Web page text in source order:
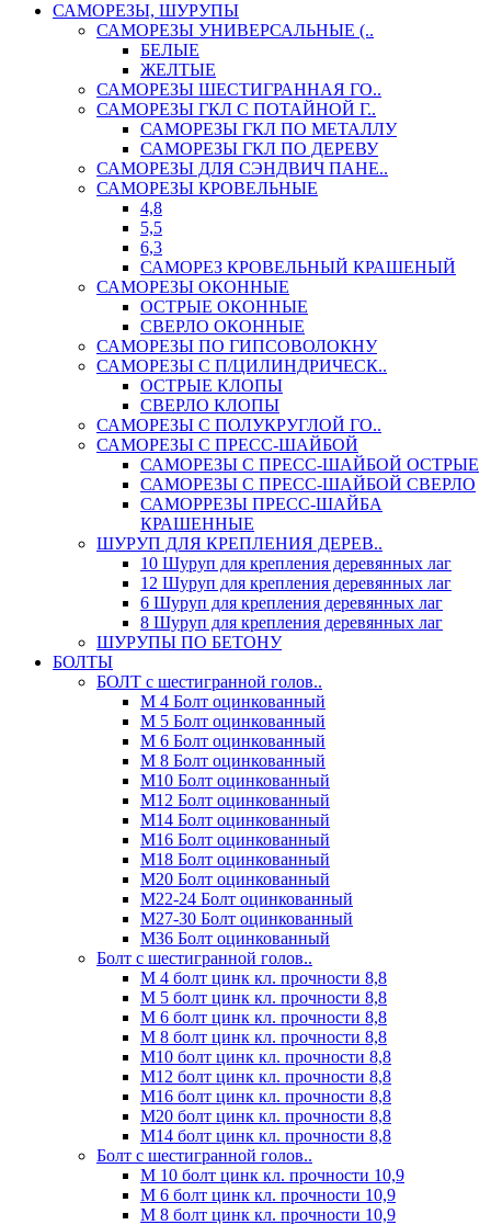
САМОРЕЗЫ, ШУРУПЫ
САМОРЕЗЫ УНИВЕРСАЛЬНЫЕ (..
БЕЛЫЕ
ЖЕЛТЫЕ
САМОРЕЗЫ ШЕСТИГРАННАЯ ГО..
САМОРЕЗЫ ГКЛ С ПОТАЙНОЙ Г..
САМОРЕЗЫ ГКЛ ПО МЕТАЛЛУ
САМОРЕЗЫ ГКЛ ПО ДЕРЕВУ
САМОРЕЗЫ ДЛЯ СЭНДВИЧ ПАНЕ..
САМОРЕЗЫ КРОВЕЛЬНЫЕ
4,8
5,5
6,3
САМОРЕЗ КРОВЕЛЬНЫЙ КРАШЕНЫЙ
САМОРЕЗЫ ОКОННЫЕ
ОСТРЫЕ ОКОННЫЕ
СВЕРЛО ОКОННЫЕ
САМОРЕЗЫ ПО ГИПСОВОЛОКНУ
САМОРЕЗЫ С П/ЦИЛИНДРИЧЕСК..
ОСТРЫЕ КЛОПЫ
СВЕРЛО КЛОПЫ
САМОРЕЗЫ С ПОЛУКРУГЛОЙ ГО..
САМОРЕЗЫ С ПРЕСС-ШАЙБОЙ
САМОРЕЗЫ С ПРЕСС-ШАЙБОЙ ОСТРЫЕ
САМОРЕЗЫ С ПРЕСС-ШАЙБОЙ СВЕРЛО
САМОРРЕЗЫ ПРЕСС-ШАЙБА
КРАШЕННЫЕ
ШУРУП ДЛЯ КРЕПЛЕНИЯ ДЕРЕВ..
10 Шуруп для крепления деревянных лаг
12 Шуруп для крепления деревянных лаг
6 Шуруп для крепления деревянных лаг
8 Шуруп для крепления деревянных лаг
ШУРУПЫ ПО БЕТОНУ
БОЛТЫ
БОЛТ с шестигранной голов..
М 4 Болт оцинкованный
М 5 Болт оцинкованный
М 6 Болт оцинкованный
М 8 Болт оцинкованный
М10 Болт оцинкованный
М12 Болт оцинкованный
М14 Болт оцинкованный
М16 Болт оцинкованный
М18 Болт оцинкованный
М20 Болт оцинкованный
М22-24 Болт оцинкованный
М27-30 Болт оцинкованный
М36 Болт оцинкованный
Болт с шестигранной голов..
М 4 болт цинк кл. прочности 8,8
М 5 болт цинк кл. прочности 8,8
М 6 болт цинк кл. прочности 8,8
М 8 болт цинк кл. прочности 8,8
М10 болт цинк кл. прочности 8,8
М12 болт цинк кл. прочности 8,8
М16 болт цинк кл. прочности 8,8
М20 болт цинк кл. прочности 8,8
М14 болт цинк кл. прочности 8,8
Болт с шестигранной голов..
М 10 болт цинк кл. прочности 10,9
М 6 болт цинк кл. прочности 10,9
М 8 болт цинк кл. прочности 10,9